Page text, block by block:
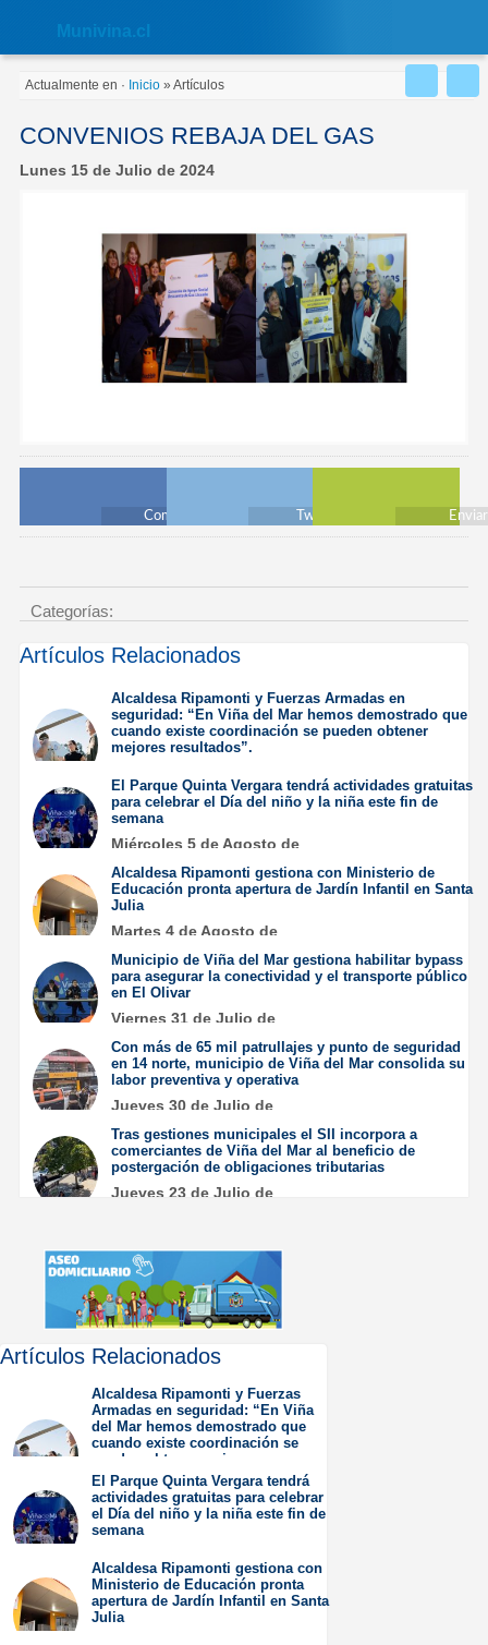
web
accesibilidad.
Munivina.cl
Actualmente en · Inicio » Artículos
CONVENIOS REBAJA DEL GAS
Lunes 15 de Julio de 2024
Compartir Twittear Enviar
Categorías:
Artículos Relacionados
Alcaldesa Ripamonti y Fuerzas Armadas en
seguridad: “En Viña del Mar hemos demostrado que
cuando existe coordinación se pueden obtener
mejores resultados”.
2026
El Parque Quinta Vergara tendrá actividades gratuitas
para celebrar el Día del niño y la niña este fin de
semana
Miércoles 5 de Agosto de
Alcaldesa Ripamonti gestiona con Ministerio de
Educación pronta apertura de Jardín Infantil en Santa
Julia
Martes 4 de Agosto de
Municipio de Viña del Mar gestiona habilitar bypass
para asegurar la conectividad y el transporte público
en El Olivar
Viernes 31 de Julio de
Con más de 65 mil patrullajes y punto de seguridad
en 14 norte, municipio de Viña del Mar consolida su
labor preventiva y operativa
Jueves 30 de Julio de
Tras gestiones municipales el SII incorpora a
comerciantes de Viña del Mar al beneficio de
postergación de obligaciones tributarias
Jueves 23 de Julio de
Artículos Relacionados
Alcaldesa Ripamonti y Fuerzas
Armadas en seguridad: “En Viña
del Mar hemos demostrado que
cuando existe coordinación se
pueden obtener mejores
resultados”.
Jueves 6 de Agosto de
2026
El Parque Quinta Vergara tendrá
actividades gratuitas para celebrar
el Día del niño y la niña este fin de
semana
2026
Alcaldesa Ripamonti gestiona con
Ministerio de Educación pronta
apertura de Jardín Infantil en Santa
Julia